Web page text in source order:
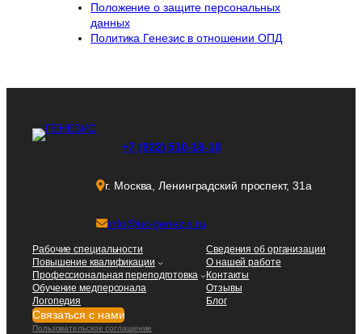
Положение о защите персональных
данных
Политика Генезис в отношении ОПД
+7 (922) 510-18-18
г. Москва, Ленинградский проспект, 31а
info@uc-genezis.ru
Рабочие специальности
Повышение квалификации
Профессиональная переподготовка
Обучение медперсонала
Логопедия
Сведения об организации
О нашей работе
Контакты
Отзывы
Блог
Связаться с нами
Пользовательское соглашение